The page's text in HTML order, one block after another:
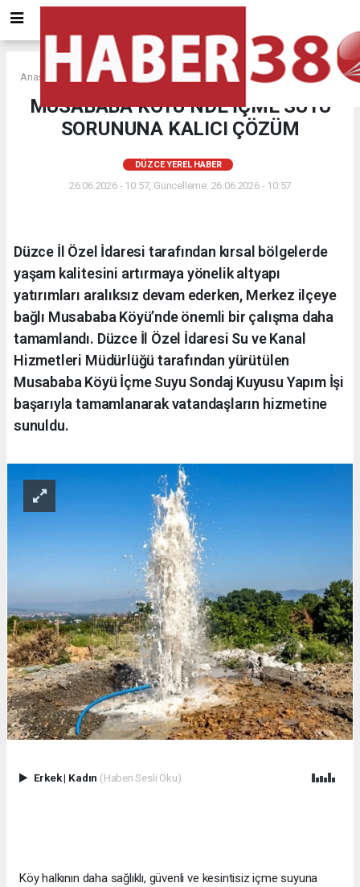
Anasayfa DÜZCE YEREL HABER
MUSABABA KÖYÜ’NDE İÇME SUYU
SORUNUNA KALICI ÇÖZÜM
DÜZCE YEREL HABER
26.06.2026 - 10:57, Güncelleme: 26.06.2026 - 10:57
Düzce İl Özel İdaresi tarafından kırsal bölgelerde
yaşam kalitesini artırmaya yönelik altyapı
yatırımları aralıksız devam ederken, Merkez ilçeye
bağlı Musababa Köyü’nde önemli bir çalışma daha
tamamlandı. Düzce İl Özel İdaresi Su ve Kanal
Hizmetleri Müdürlüğü tarafından yürütülen
Musababa Köyü İçme Suyu Sondaj Kuyusu Yapım İşi
başarıyla tamamlanarak vatandaşların hizmetine
sunuldu.
Erkek| Kadın (Haberi Sesli Oku)
Köy halkının daha sağlıklı, güvenli ve kesintisiz içme suyuna